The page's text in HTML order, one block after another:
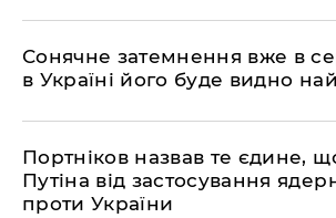
​Сонячне затемнення вже в
в Україні його буде видно
​Портніков назвав те єдине,
Путіна від застосування
проти України